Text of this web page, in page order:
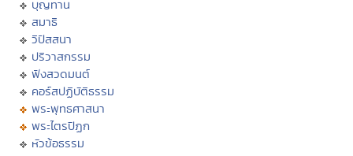
บุญทาน
สมาธิ
วิปัสสนา
ปริวาสกรรม
ฟังสวดมนต์
คอร์สปฏิบัติธรรม
พระพุทธศาสนา
พระไตรปิฏก
หัวข้อธรรม